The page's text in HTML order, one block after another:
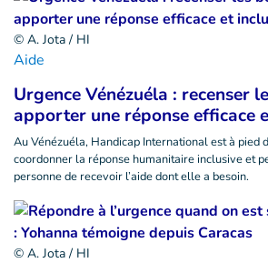
© A. Jota / HI
Aide
Urgence Vénézuéla : recenser
apporter une réponse efficace
Au Vénézuéla, Handicap International est à pied
coordonner la réponse humanitaire inclusive et
personne de recevoir l’aide dont elle a besoin.
© A. Jota / HI